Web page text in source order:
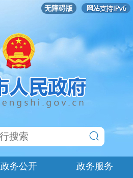
无障碍版
政务公开
政务服务